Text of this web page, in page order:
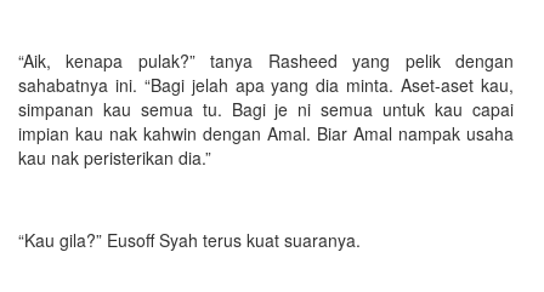
“Aik, kenapa pulak?” tanya Rasheed yang pelik dengan
sahabatnya ini. “Bagi jelah apa yang dia minta. Aset-aset kau,
simpanan kau semua tu. Bagi je ni semua untuk kau capai
impian kau nak kahwin dengan Amal. Biar Amal nampak usaha
kau nak peristerikan dia.”
“Kau gila?” Eusoff Syah terus kuat suaranya.